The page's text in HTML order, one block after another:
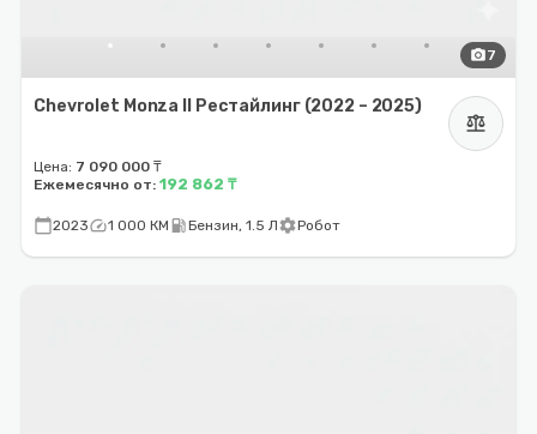
photo_camera7
Chevrolet Monza II Рестайлинг (2022 – 2025)
balance
Цена: 7 090 000 ₸
Ежемесячно от: 192 862 ₸
calendar_today2023speed1 000 КМ local_gas_stationБензин, 1.5 ЛsettingsРобот